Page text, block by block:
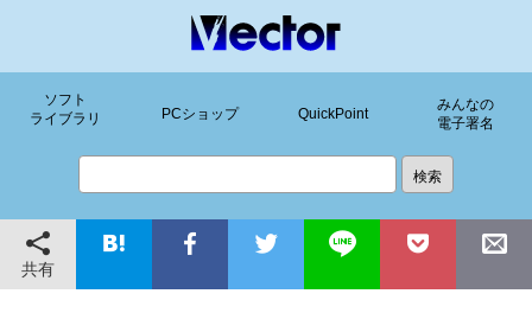
ソフト
ライブラリ
PCショップ QuickPoint
みんなの
電子署名
共有